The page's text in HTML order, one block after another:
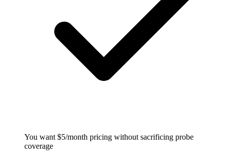
You want $5/month pricing without sacrificing probe
coverage